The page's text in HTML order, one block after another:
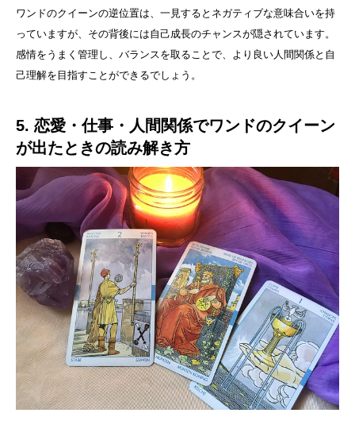
ワンドのクイーンの逆位置は、一見するとネガティブな意味合いを持
っていますが、その背後には自己成長のチャンスが隠されています。
感情をうまく管理し、バランスを取ることで、より良い人間関係と自
己理解を目指すことができるでしょう。
5. 恋愛・仕事・人間関係でワンドのクイーン
が出たときの読み解き方